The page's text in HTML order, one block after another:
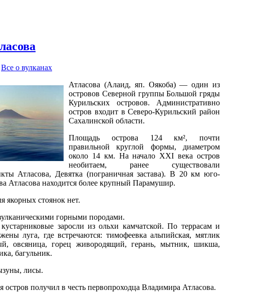
Все о вулканах
Атласова (Алаид, яп. Оякоба) — один из
островов Северной группы Большой гряды
Курильских островов. Административно
остров входит в Северо-Курильский район
Сахалинской области.
Площадь острова 124 км², почти
правильной круглой формы, диаметром
около 14 км. На начало XXI века остров
необитаем, ранее существовали
Атласова, Девятка (пограничная застава). В 20 км юго-
Атласова находится более крупный Парамушир.
якорных стоянок нет.
горными породами.
заросли из ольхи камчатской. По террасам и
луга, где встречаются: тимофеевка альпийская, мятлик
овсяница, горец живородящий, герань, мытник, шикша,
багульник.
лисы.
остров получил в честь первопроходца Владимира Атласова.